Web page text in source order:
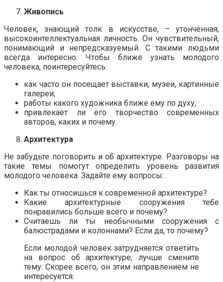
Живопись
Человек, знающий толк в искусстве, – утончённая,
высокоинтеллектуальная личность. Он чувствительный,
понимающий и непредсказуемый. С такими людьми
всегда интересно. Чтобы ближе узнать молодого
человека, поинтересуйтесь:
как часто он посещает выставки, музеи, картинные
галереи;
работы какого художника ближе ему по духу;
привлекает ли его творчество современных
авторов, каких и почему.
Архитектура
Не забудьте поговорить и об архитектуре. Разговоры на
такие темы помогут определить уровень развития
молодого человека. Задайте ему вопросы:
Как ты относишься к современной архитектуре?
Какие архитектурные сооружения тебе
понравились больше всего и почему?
Считаешь ли ты необычными сооружения с
балюстрадами и колоннами? Если да, то почему?
Если молодой человек затрудняется ответить
на вопрос об архитектуре, лучше смените
тему. Скорее всего, он этим направлением не
интересуется.